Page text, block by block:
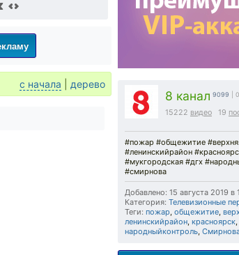
8 канал 9099 | 0
15222 видео 19
#пожар #общежитие
#ленинскийрайон
#мукгородская #дгх
#смирнова
Добавлено: 15 августа 2019 в
Категория: Телевизионные
Теги: пожар, общежитие,
ленинскийрайон, красноярск,
народныйконтроль,
с начала дерево